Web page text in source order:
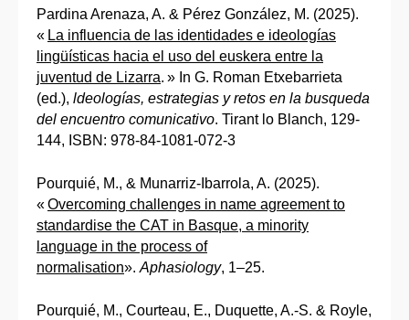
Pardina Arenaza, A. & Pérez González, M. (2025).
« La influencia de las identidades e ideologías
lingüísticas hacia el uso del euskera entre la
juventud de Lizarra. » In G. Roman Etxebarrieta
(ed.), ldeologías, estrategias y retos en la busqueda
del encuentro comunicativo. Tirant lo Blanch, 129-
144, ISBN: 978-84-1081-072-3
Pourquié, M., & Munarriz-Ibarrola, A. (2025).
«Overcoming challenges in name agreement to
standardise the CAT in Basque, a minority
language in the process of
normalisation». Aphasiology, 1–25.
Pourquié, M., Courteau, E., Duquette, A.-S. & Royle,